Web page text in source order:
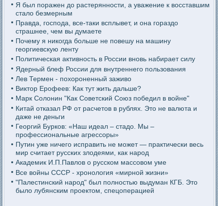
Я был поражен до растерянности, а уважение к восставшим
стало безмерным
Правда, господа, все-таки всплывет, и она гораздо
страшнее, чем вы думаете
Почему я никогда больше не повешу на машину
георгиевскую ленту
Политическая активность в России вновь набирает силу
Ядерный блеф России для внутреннего пользования
Лев Термен - похороненный заживо
Виктор Ерофеев: Как тут жить дальше?
Марк Солонин "Как Советский Союз победил в войне"
Китай отказал РФ от расчетов в рублях. Это не валюта и
даже не деньги
Георгий Бурков: «Наш идеал – стадо. Мы –
профессиональные агрессоры»
Путин уже ничего исправить не может — практически весь
мир считает русских злодеями, как народ
Академик И.П.Павлов о русском массовом уме
Все войны СССР - хронология «мирной жизни»
"Палестинский народ" был полностью выдуман КГБ. Это
было лубянским проектом, спецоперацией